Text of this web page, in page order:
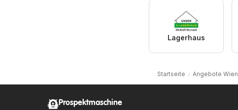
Lagerhaus
Startseite Angebote
Prospektmaschine